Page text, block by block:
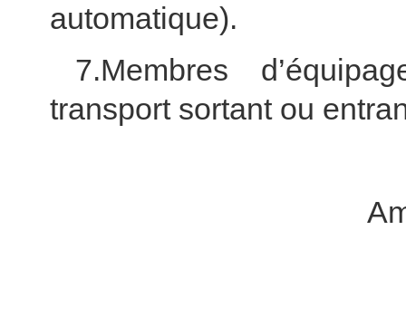
automatique).
7.Membres
transport sortant ou